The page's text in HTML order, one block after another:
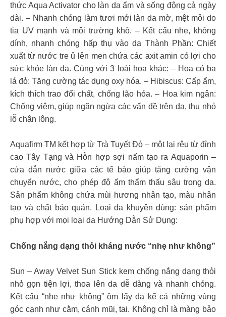
thức Aqua Activator cho làn da ẩm và sống động cả ngày
dài. – Nhanh chóng làm tươi mới làn da mờ, mệt mỏi do
tia UV mạnh và môi trường khô. – Kết cấu nhẹ, không
dính, nhanh chóng hấp thụ vào da Thành Phần: Chiết
xuất từ nước tre ủ lên men chứa các axit amin có lợi cho
sức khỏe làn da. Cùng với 3 loài hoa khác: – Hoa cỏ ba
lá đỏ: Tăng cường tác dụng oxy hóa. – Hibiscus: Cấp ẩm,
kích thích trao đổi chất, chống lão hóa. – Hoa kim ngân:
Chống viêm, giúp ngăn ngừa các vấn đề trên da, thu nhỏ
lỗ chân lông.
Aquafirm TM kết hợp từ Trà Tuyết Đỏ – một lại rêu từ đỉnh
cao Tây Tạng và Hỗn hợp sợi nấm tạo ra Aquaporin –
cửa dẫn nước giữa các tế bào giúp tăng cường vận
chuyển nước, cho phép độ ẩm thẩm thấu sâu trong da.
Sản phẩm không chứa mùi hương nhân tạo, màu nhân
tạo và chất bảo quản. Loại da khuyên dùng: sản phẩm
phụ hợp với mọi loại da Hướng Dẫn Sử Dụng:
Chống nắng dạng thỏi kháng nước “nhẹ như không”
Sun – Away Velvet Sun Stick kem chống nắng dạng thỏi
nhỏ gọn tiện lợi, thoa lên da dễ dàng và nhanh chóng.
Kết cấu “nhẹ như không” ôm lấy da kể cả những vùng
góc cạnh như cằm, cánh mũi, tai. Không chỉ là màng bảo